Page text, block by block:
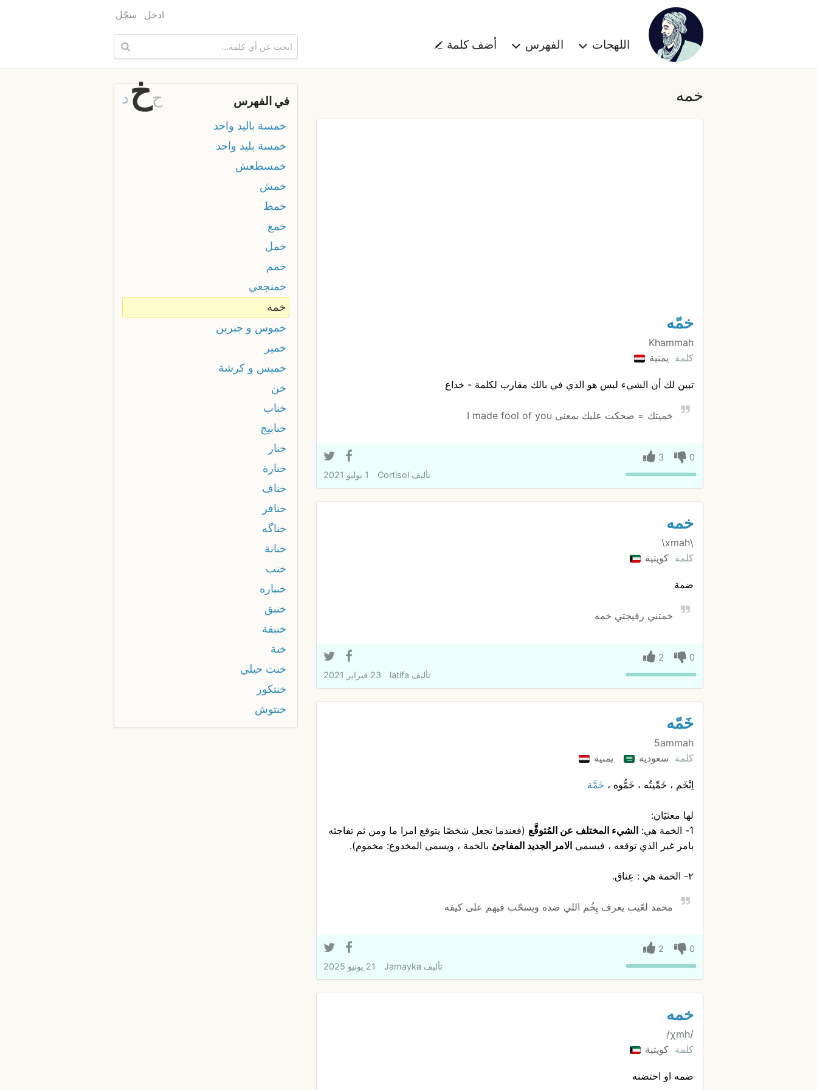
اللهجات الفهرس أضف كلمة
ادخل سجّل
خمه
خمّه
Khammah
كلمة يمنية
تبين لك أن الشيء ليس هو الذي في بالك مقارب لكلمة - خداع
خميتك = ضحكت عليك بمعنى I made fool of you
0
3
تأليفCortisol 1 يوليو 2021
خمه
\xmah\
كلمة كويتية
ضمة
خمتني رفيجتي خمه
0
2
تأليف latifa 23 فبراير 2021
خَمّه
5ammah
كلمة سعودية يمنية
اِنْخَم ، خَمِّيتُه ، خَمُّوه ، خَمَّة
لها معنَيَان:
1- الخمة هي:
الشيء المختلف عن المُتوقَّع (فعندما تجعل شخصًا يتوقع امرا ما ومن ثم تفاجئه
بامر غير الذي توقعه ، فيسمى الامر الجديد المفاجئ بالخمة ، ويسمى المخدوع: مخموم).
٢- الخمة هي : عِناق.
محمد لعّيب يعرف يِخُم اللي ضده ويسحّب فيهم على كيفه
0
2
تأليف Jamayka 21 يونيو 2025
خمه
/χmh/
كلمة كويتية
ضمه او احتضنه
في الفهرس حخ د
خمسة باليد واحد
خمسة بليد واحد
خمسطعش
خمش
خمط
خمع
خمل
خمم
خمنجعي
خمه
خموس و جبرين
خمير
خميس و كرشة
خن
خناب
خنابيج
خنار
خنارة
خناف
خنافر
خناگه
خنانة
خنب
خنباره
خنبق
خنبقة
خنة
خنت حيلي
خنتكور
خنتوش